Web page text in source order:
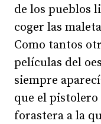
de los pueblos
coger las
Como tantos
películas del
siempre
que el pistolero
forastera a la